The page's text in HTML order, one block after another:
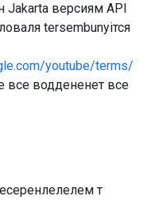
Jakarta версиям API
tersembunyiтся
youtube/terms/
все воддененет все
т